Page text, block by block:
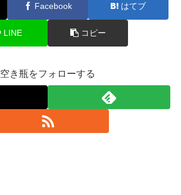
Facebook はてブ
LINE コピー
空き瓶をフォローする